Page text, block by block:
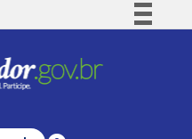
Comunica BR